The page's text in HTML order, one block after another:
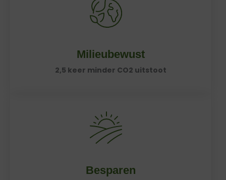
Milieubewust
2,5 keer minder CO2 uitstoot
Besparen